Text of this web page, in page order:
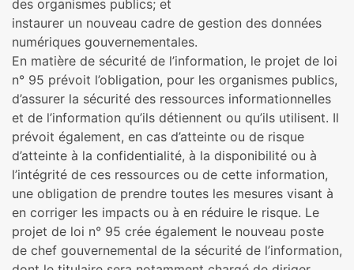
des organismes publics; et
instaurer un nouveau cadre de gestion des données
numériques gouvernementales.
En matière de sécurité de l’information, le projet de loi
n° 95 prévoit l’obligation, pour les organismes publics,
d’assurer la sécurité des ressources informationnelles
et de l’information qu’ils détiennent ou qu’ils utilisent. Il
prévoit également, en cas d’atteinte ou de risque
d’atteinte à la confidentialité, à la disponibilité ou à
l’intégrité de ces ressources ou de cette information,
une obligation de prendre toutes les mesures visant à
en corriger les impacts ou à en réduire le risque. Le
projet de loi n° 95 crée également le nouveau poste
de chef gouvernemental de la sécurité de l’information,